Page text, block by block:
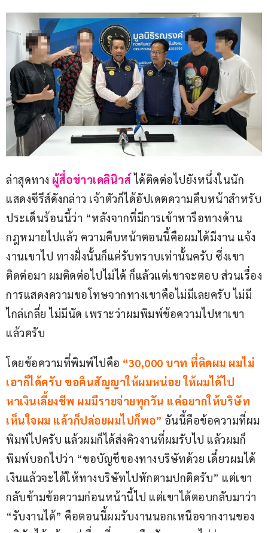
ล่าสุดทาง ผู้สื่อข่าวเดลินิวส์ ได้ติดต่อไปยังหนึ่งในนัก
แสดงซีรีส์ดังกล่าว เจ้าตัวก็ได้อัปเดตความคืบหน้าสำหรับ
ประเด็นร้อนนี้ว่า “หลังจากที่มีการเข้าหารือทางด้าน
กฎหมายไปแล้ว ความคืบหน้าตอนนี้คือผมได้มีงาน แจ้ง
งานเขาไป ทางฝั่งนั้นก็แค่รับทราบเท่านั้นครับ ซึ่งเขา
ติดต่อมา ผมติดต่อไปไม่ได้ ก็แล้วแต่เขาจะตอบ ส่วนเรื่อง
การแสดงความขอโทษจากทางเขาคือไม่มีเลยครับ ไม่มี
ไกล่เกลี่ย ไม่มีนัด เพราะว่าผมพิมพ์ข้อความไปหาเขา
แล้วครับ
โดยข้อความที่พิมพ์ไปคือ “30,000 บาท ที่ติดผม ผมไม่
เอาก็ได้ครับ ขอคืนสัญญาให้ผมหน่อย ให้ผมได้ไป
หาเงินเลี้ยงชีพ ผมมีรายจ่ายทุกวัน แค่อยากให้บริษัท
เห็นใจผม แล้วก็ปล่อยผมไปก็พอ” อันนี้คือข้อความที่ผม
พิมพ์ไปครับ แล้วผมก็ได้ส่งคิวงานที่ผมรับไป แล้วผมก็
พิมพ์บอกไปว่า “ขอบัญชีของทางบริษัทด้วย เดี๋ยวผมได้
เงินแล้วจะได้ให้ทางบริษัทไปหักตามปกติครับ” แต่เขา
กลับข้ามข้อความก่อนหน้านี้ไป แต่เขาได้ตอบกลับมาว่า
“รับงานได้” คือตอนนี้ผมรับงานนอกเหนือจากงานของ